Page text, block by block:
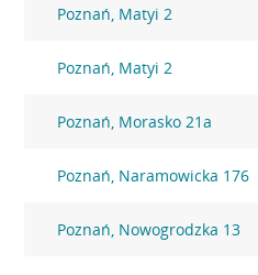
Poznań, Matyi 2
Poznań, Matyi 2
Poznań, Morasko 21a
Poznań, Naramowicka 176
Poznań, Nowogrodzka 13